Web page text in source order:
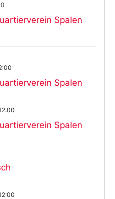
Spalen
Spalen
Spalen